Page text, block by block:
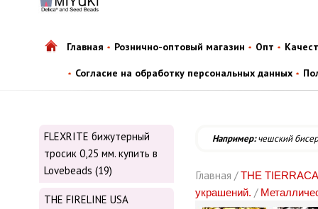
Главная Рознично-оптовый магазин Опт
Согласие на обработку персональных данных
FLEXRITE бижутерный
тросик 0,25 мм. купить в
Lovebeads (19)
THE FIRELINE USA
Например:чешский бисер
Главная / THE
украшений. /